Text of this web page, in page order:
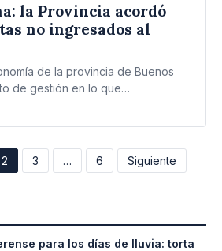
la Provincia acordó
no ingresados al
de la provincia de Buenos
de gestión en lo que…
2 3 … 6 Siguiente
para los días de lluvia: torta